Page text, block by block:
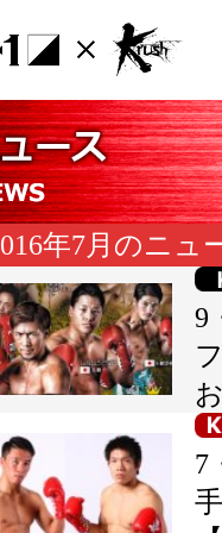
年7月のニュ
9
7